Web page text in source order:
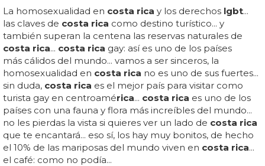
La homosexualidad en costa rica y los derechos lgbt...
las claves de costa rica como destino turístico... y
también superan la centena las reservas naturales de
costa rica... costa rica gay: así es uno de los países
más cálidos del mundo... vamos a ser sinceros, la
homosexualidad en costa rica no es uno de sus fuertes...
sin duda, costa rica es el mejor país para visitar como
turista gay en centroamérica... costa rica es uno de los
países con una fauna y flora más increíbles del mundo...
no les pierdas la vista si quieres ver un lado de costa rica
que te encantará... eso sí, los hay muy bonitos, de hecho
el 10% de las mariposas del mundo viven en costa rica...
el café: como no podía...